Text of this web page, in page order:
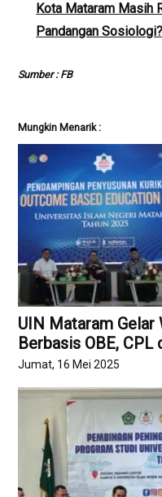
Kota Mataram Masih
Pandangan Sosiologi?
Sumber : FB
Mungkin Menarik :
UIN Mataram
Berbasis OBE, CPL
Jumat, 16 Mei 2025